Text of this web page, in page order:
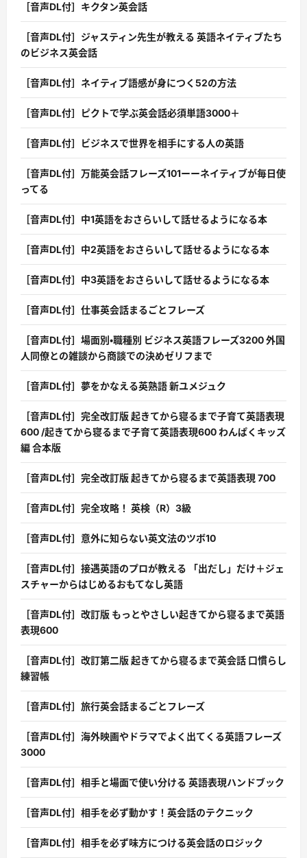
［音声DL付］キクタン英会話
［音声DL付］ジャスティン先生が教える 英語ネイティブたち
のビジネス英会話
［音声DL付］ネイティブ語感が身につく52の方法
［音声DL付］ピクトで学ぶ英会話必須単語3000＋
［音声DL付］ビジネスで世界を相手にする人の英語
［音声DL付］万能英会話フレーズ101ーーネイティブが毎日使
ってる
［音声DL付］中1英語をおさらいして話せるようになる本
［音声DL付］中2英語をおさらいして話せるようになる本
［音声DL付］中3英語をおさらいして話せるようになる本
［音声DL付］仕事英会話まるごとフレーズ
［音声DL付］場面別・職種別 ビジネス英語フレーズ3200 外国
人同僚との雑談から商談での決めゼリフまで
［音声DL付］夢をかなえる英熟語 新ユメジュク
［音声DL付］完全改訂版 起きてから寝るまで子育て英語表現
600 /起きてから寝るまで子育て英語表現600 わんぱくキッズ
編 合本版
［音声DL付］完全改訂版 起きてから寝るまで英語表現 700
［音声DL付］完全攻略！ 英検（R）3級
［音声DL付］意外に知らない英文法のツボ10
［音声DL付］接遇英語のプロが教える 「出だし」だけ＋ジェ
スチャーからはじめるおもてなし英語
［音声DL付］改訂版 もっとやさしい起きてから寝るまで英語
表現600
［音声DL付］改訂第二版 起きてから寝るまで英会話 口慣らし
練習帳
［音声DL付］旅行英会話まるごとフレーズ
［音声DL付］海外映画やドラマでよく出てくる英語フレーズ
3000
［音声DL付］相手と場面で使い分ける 英語表現ハンドブック
［音声DL付］相手を必ず動かす！英会話のテクニック
［音声DL付］相手を必ず味方につける英会話のロジック